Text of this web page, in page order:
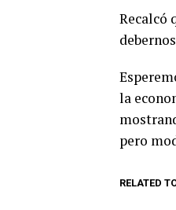
Recalcó
la
pero
RELATED